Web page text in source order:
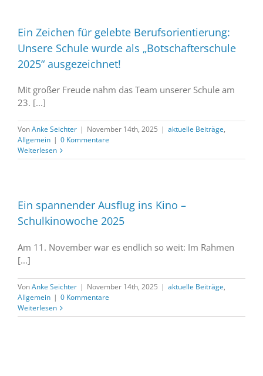
Ein Zeichen für gelebte Berufsorientierung:
Unsere Schule wurde als „Botschafterschule
2025“ ausgezeichnet!
Mit großer Freude nahm das Team unserer Schule am
23. [...]
VonAnke Seichter | November 14th, 2025 | aktuelle Beiträge,
Allgemein | 0 Kommentare
Weiterlesen
Ein spannender Ausflug ins Kino –
Schulkinowoche 2025
Am 11. November war es endlich so weit: Im Rahmen
[...]
VonAnke Seichter | November 14th, 2025 | aktuelle Beiträge,
Allgemein | 0 Kommentare
Weiterlesen